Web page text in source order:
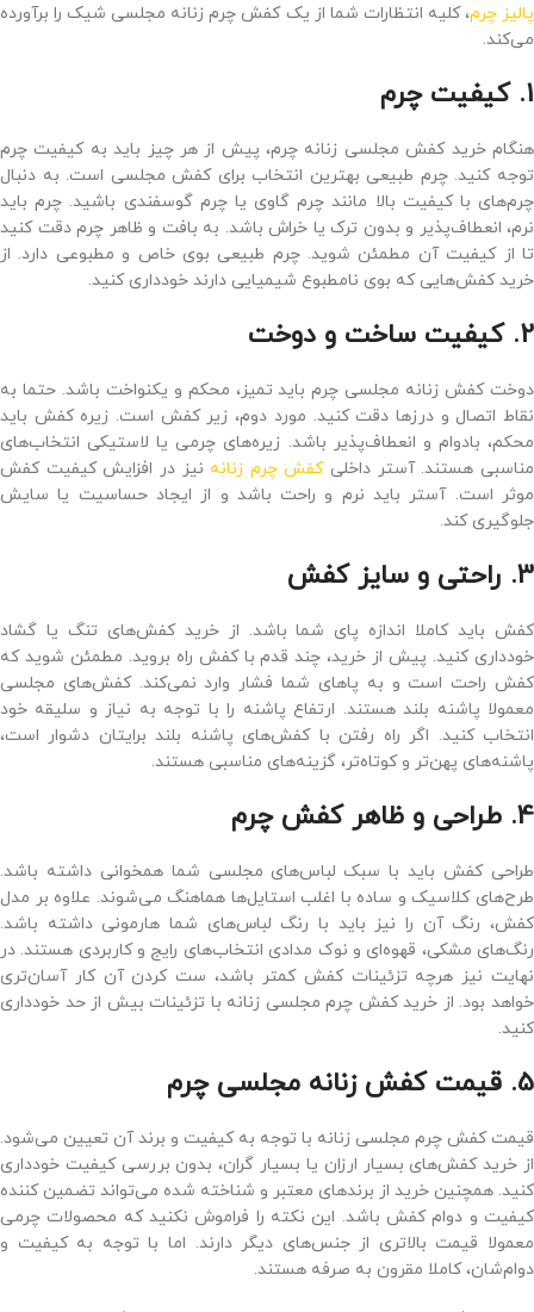
پالیز چرم، کلیه انتظارات شما از یک کفش چرم زنانه مجلسی شیک را برآورده
می‌کند.
1. کیفیت چرم
هنگام خرید کفش مجلسی زنانه چرم، پیش از هر چیز باید به کیفیت چرم
توجه کنید. چرم طبیعی بهترین انتخاب برای کفش مجلسی است. به دنبال
چرم‌های با کیفیت بالا مانند چرم گاوی یا چرم گوسفندی باشید. چرم باید
نرم، انعطاف‌پذیر و بدون ترک یا خراش باشد. به بافت و ظاهر چرم دقت کنید
تا از کیفیت آن مطمئن شوید. چرم طبیعی بوی خاص و مطبوعی دارد. از
خرید کفش‌هایی که بوی نامطبوع شیمیایی دارند خودداری کنید.
2. کیفیت ساخت و دوخت
دوخت کفش زنانه مجلسی چرم باید تمیز، محکم و یکنواخت باشد. حتما به
نقاط اتصال و درزها دقت کنید. مورد دوم، زیر کفش است. زیره کفش باید
محکم، بادوام و انعطاف‌پذیر باشد. زیره‌های چرمی یا لاستیکی انتخاب‌های
مناسبی هستند. آستر داخلیکفش چرم زنانه نیز در افزایش کیفیت کفش
موثر است. آستر باید نرم و راحت باشد و از ایجاد حساسیت یا سایش
جلوگیری کند.
3. راحتی و سایز کفش
کفش باید کاملا اندازه پای شما باشد. از خرید کفش‌های تنگ یا گشاد
خودداری کنید. پیش از خرید، چند قدم با کفش راه بروید. مطمئن شوید که
کفش راحت است و به پاهای شما فشار وارد نمی‌کند. کفش‌های مجلسی
معمولا پاشنه بلند هستند. ارتفاع پاشنه را با توجه به نیاز و سلیقه خود
انتخاب کنید. اگر راه رفتن با کفش‌های پاشنه بلند برایتان دشوار است،
پاشنه‌های پهن‌تر و کوتاه‌تر، گزینه‌های مناسبی هستند.
4. طراحی و ظاهر کفش چرم
طراحی کفش باید با سبک لباس‌های مجلسی شما همخوانی داشته باشد.
طرح‌های کلاسیک و ساده با اغلب استایل‌ها هماهنگ می‌شوند. علاوه بر مدل
کفش، رنگ آن را نیز باید با رنگ لباس‌های شما هارمونی داشته باشد.
رنگ‌های مشکی، قهوه‌ای و نوک مدادی انتخاب‌های رایج و کاربردی هستند. در
نهایت نیز هرچه تزئینات کفش کمتر باشد، ست کردن آن کار آسان‌تری
خواهد بود. از خرید کفش چرم مجلسی زنانه با تزئینات بیش از حد خودداری
کنید.
5. قیمت کفش زنانه مجلسی چرم
قیمت کفش چرم مجلسی زنانه با توجه به کیفیت و برند آن تعیین می‌شود.
از خرید کفش‌های بسیار ارزان یا بسیار گران، بدون بررسی کیفیت خودداری
کنید. همچنین خرید از برندهای معتبر و شناخته ‌شده می‌تواند تضمین‌ کننده
کیفیت و دوام کفش باشد. این نکته را فراموش نکنید که محصولات چرمی
معمولا قیمت بالاتری از جنس‌های دیگر دارند. اما با توجه به کیفیت و
دوام‌شان، کاملا مقرون ‌به ‌صرفه هستند.